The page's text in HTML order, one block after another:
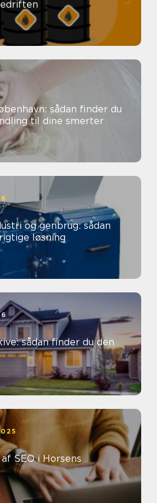
sådan finder du
til dine smerter
og genbrug: sådan
løsning
sådan finder du den
SEO i Horsens